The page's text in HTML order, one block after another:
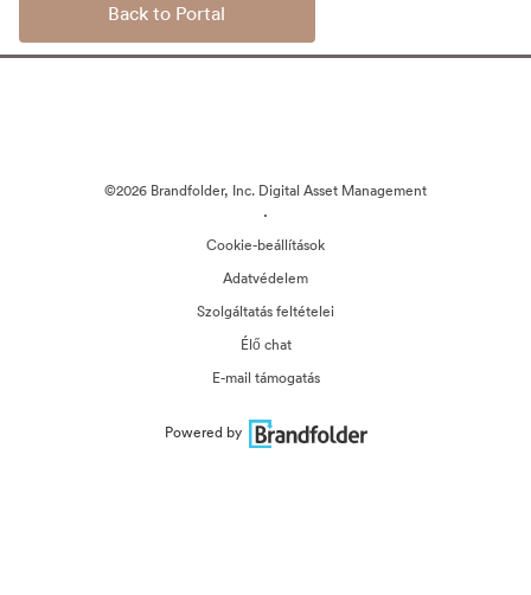
Back to Portal
©2026 Brandfolder, Inc. Digital Asset Management
·
Cookie-beállítások
Adatvédelem
Szolgáltatás feltételei
Élő chat
E-mail támogatás
Powered by